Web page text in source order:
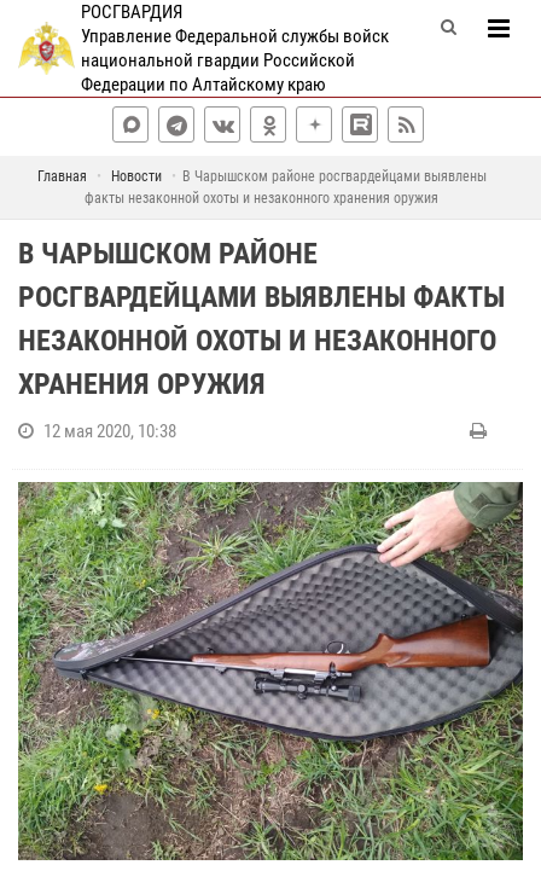
РОСГВАРДИЯ
Управление Федеральной службы войск
национальной гвардии Российской
Федерации по Алтайскому краю
Главная Новости
В Чарышском районе росгвардейцами выявлены
факты незаконной охоты и незаконного хранения оружия
В ЧАРЫШСКОМ РАЙОНЕ
РОСГВАРДЕЙЦАМИ ВЫЯВЛЕНЫ ФАКТЫ
НЕЗАКОННОЙ ОХОТЫ И НЕЗАКОННОГО
ХРАНЕНИЯ ОРУЖИЯ
12 мая 2020, 10:38